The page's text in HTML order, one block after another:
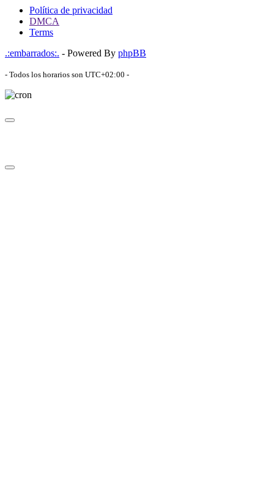
Política de privacidad
DMCA
Terms
.:embarrados:. - Powered By phpBB
- Todos los horarios son UTC+02:00 -